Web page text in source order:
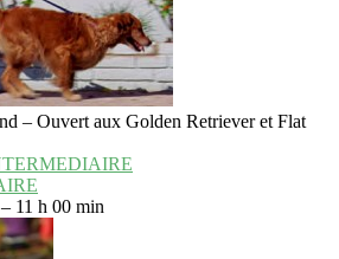
– Ouvert aux Golden Retriever et Flat
11 h 00 min